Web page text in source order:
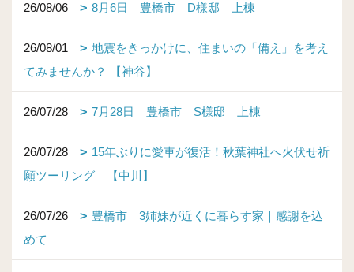
26/08/06 8月6日 豊橋市 D様邸 上棟
26/08/01
地震をきっかけに、住まいの「備え」を考え
てみませんか？ 【神谷】
26/07/28 7月28日 豊橋市 S様邸 上棟
26/07/28
15年ぶりに愛車が復活！秋葉神社へ火伏せ祈
願ツーリング 【中川】
26/07/26
豊橋市 3姉妹が近くに暮らす家｜感謝を込
めて